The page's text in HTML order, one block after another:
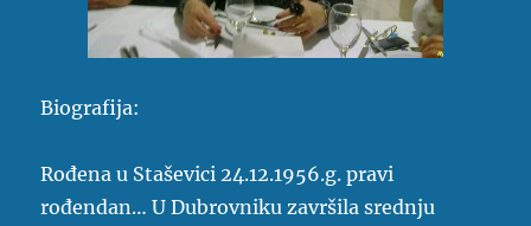
Biografija:
Rođena u Staševici 24.12.1956.g. pravi
rođendan… U Dubrovniku završila srednju